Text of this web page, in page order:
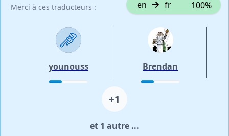
Merci à ces traducteurs : en fr 100%
younouss Brendan
+1
et 1 autre ...